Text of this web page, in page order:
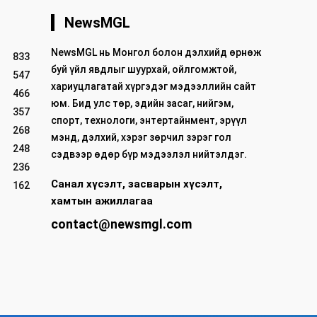
833
547
466
357
268
248
236
162
NewsMGL
NewsMGL нь Монгол болон дэлхийд өрнөж
буй үйл явдлыг шуурхай, ойлгомжтой,
хариуцлагатай хүргэдэг мэдээллийн сайт
юм. Бид улс төр, эдийн засаг, нийгэм,
спорт, технологи, энтертайнмент, эрүүл
мэнд, дэлхий, хэрэг зөрчил зэрэг гол
сэдвээр өдөр бүр мэдээлэл нийтэлдэг.
Санал хүсэлт, засварын хүсэлт,
хамтын ажиллагаа
contact@newsmgl.com